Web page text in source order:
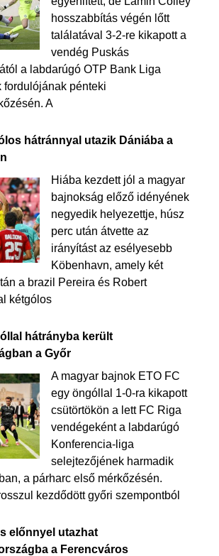
hosszabbítás végén lőtt
találatával 3-2-re kikapott a
vendég Puskás
a labdarúgó OTP Bank Liga
fordulójának pénteki
A
hátránnyal utazik Dániába a
Hiába kezdett jól a magyar
bajnokság előző idényének
negyedik helyezettje, húsz
perc után átvette az
irányítást az esélyesebb
Köbenhavn, amely két
a brazil Pereira és Robert
kétgólos
hátrányba került
a Győr
A magyar bajnok ETO FC
egy öngóllal 1-0-ra kikapott
csütörtökön a lett FC Riga
vendégeként a labdarúgó
Konferencia-liga
selejtezőjének harmadik
a párharc első mérkőzésén.
kezdődött győri szempontból
előnnyel utazhat
a Ferencváros